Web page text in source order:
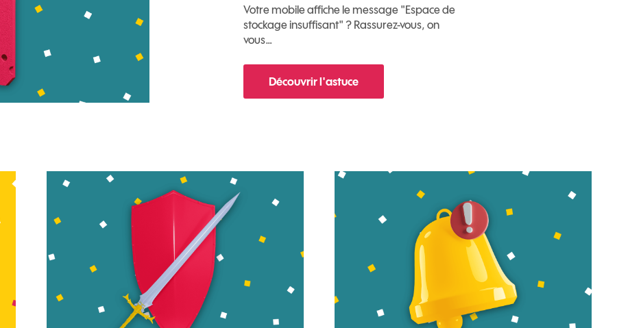
Votre mobile affiche le message "Espace de
stockage insuffisant" ? Rassurez-vous, on
vous…
Découvrir l'astucepour Comment libérer de l'espace sur votre mobile ?